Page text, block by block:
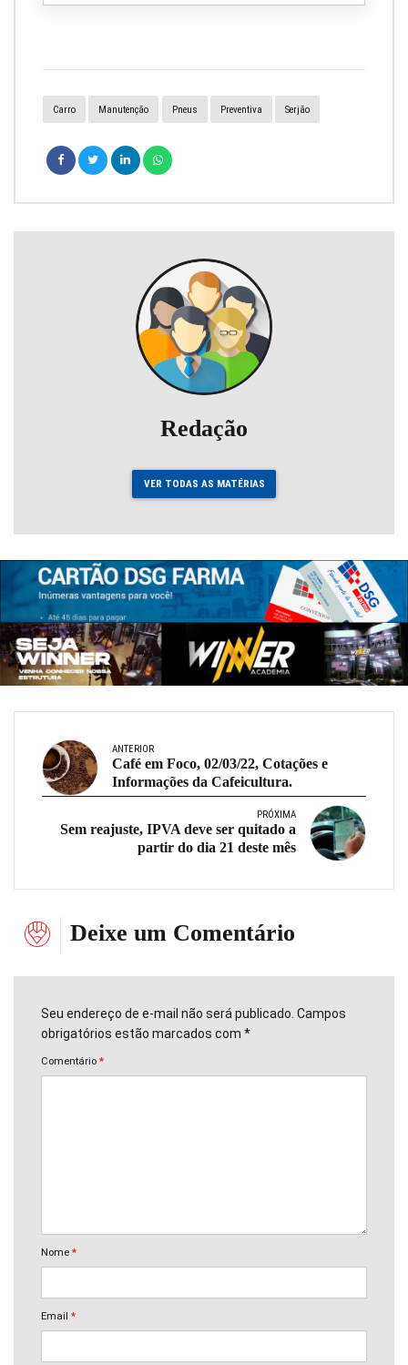
Carro Manutenção Pneus Preventiva Serjão
Redação
VER TODAS AS MATÉRIAS
ANTERIOR
Café em Foco, 02/03/22, Cotações e
Informações da Cafeicultura.
PRÓXIMA
Sem reajuste, IPVA deve ser quitado a
partir do dia 21 deste mês
Deixe um Comentário
Seu endereço de e-mail não será publicado. Campos
obrigatórios estão marcados com *
Comentário *
Nome *
Email *